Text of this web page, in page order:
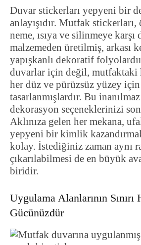
Duvar stickerları yepyeni bir
anlayışıdır. Mutfak
neme, ısıya ve silinmeye
malzemeden üretilmiş, arkası
yapışkanlı dekoratif
duvarlar için değil, mutfaktaki
her düz ve pürüzsüz yüzey için
tasarlanmışlardır. Bu
dekorasyon seçeneklerinizi
Aklınıza gelen her mekana,
yepyeni bir kimlik
kolay. İstediğiniz zaman aynı
çıkarılabilmesi de en büyük
biridir.
Uygulama Alanlarının Sınırı
Gücünüzdür